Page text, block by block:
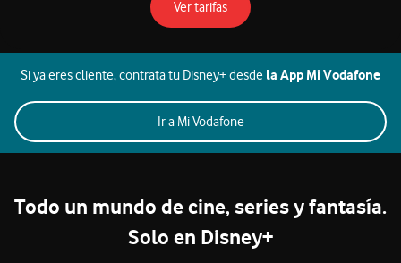
Ver tarifassobre Disney+
Si ya eres cliente, contrata tu Disney+ desde la App Mi Vodafone
Ir a Mi Vodafonesobre Disney+
Todo un mundo de cine, series y fantasía.
Solo en Disney+